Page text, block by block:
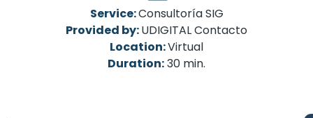
Service:Consultoría SIG
Provided by:UDIGITAL Contacto
Location:Virtual
Duration:30 min.